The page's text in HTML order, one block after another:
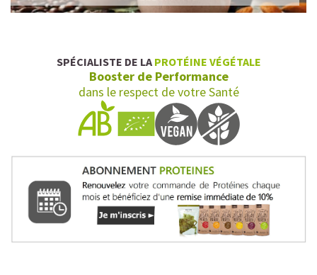
SPÉCIALISTE DE LA PROTÉINE VÉGÉTALE
Booster de Performance
dans le respect de votre Santé